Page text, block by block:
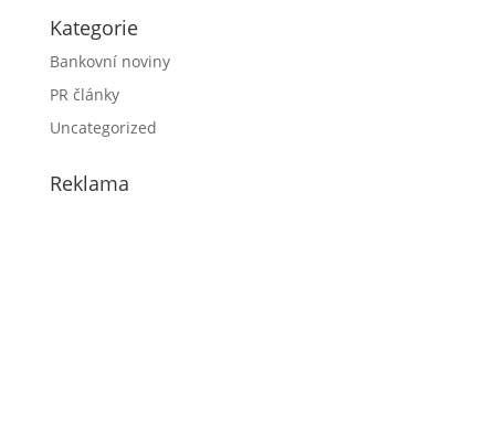
Kategorie
Bankovní noviny
PR články
Uncategorized
Reklama